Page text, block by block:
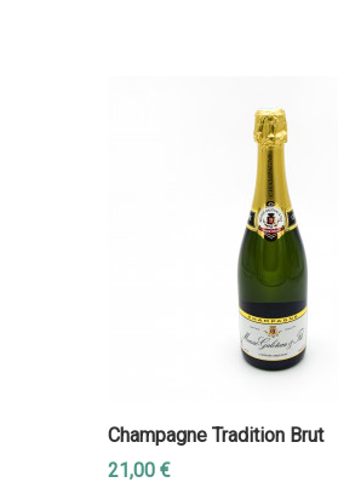
Champagne Tradition Brut
21,00 €